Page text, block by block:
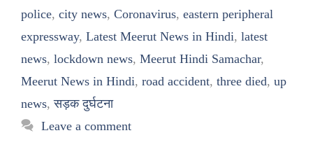
police, city news, Coronavirus, eastern peripheral
expressway, Latest Meerut News in Hindi, latest
news, lockdown news, Meerut Hindi Samachar,
Meerut News in Hindi, road accident, three died, up
news,सड़क दुर्घटना
Leave a comment